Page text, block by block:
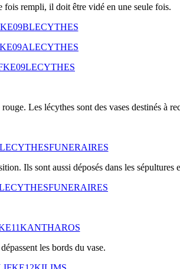
fois rempli, il doit être vidé en une seule fois.
Les lécythes sont des vases destinés à
Ils sont aussi déposés dans les sépultures
les bords du vase.